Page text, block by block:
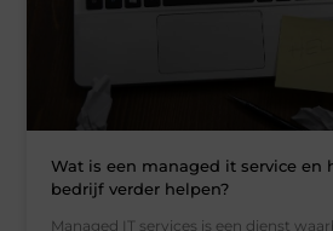
Wat is een managed it service en
bedrijf verder helpen?
Managed IT services is een dienst